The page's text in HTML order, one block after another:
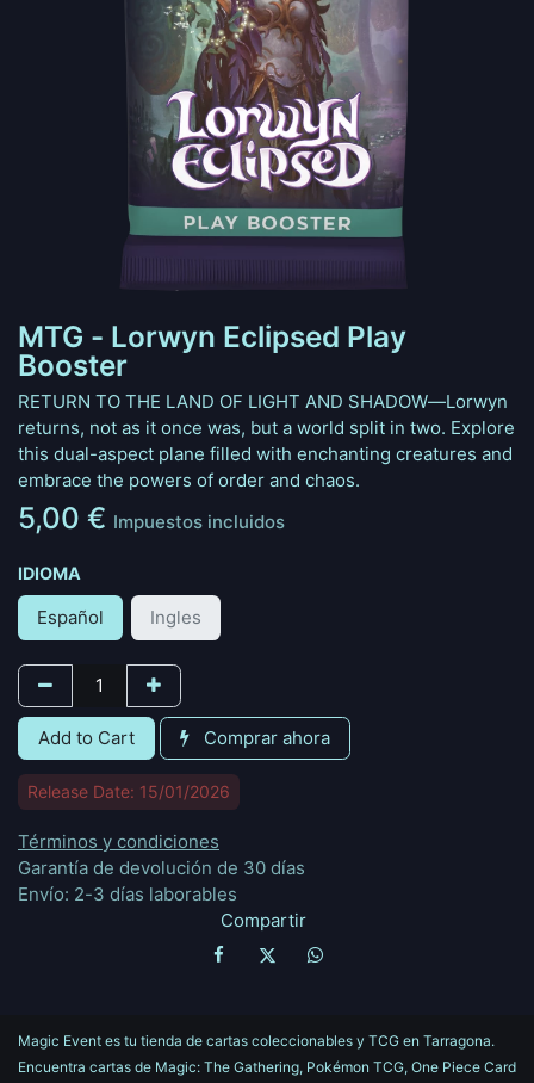
MTG - Lorwyn Eclipsed Play
Booster
RETURN TO THE LAND OF LIGHT AND SHADOW—Lorwyn
returns, not as it once was, but a world split in two. Explore
this dual-aspect plane filled with enchanting creatures and
embrace the powers of order and chaos.
5,00 € Impuestos incluidos
IDIOMA
Español Ingles
Add to Cart Comprar ahora
Release Date: 15/01/2026
Términos y condiciones
Garantía de devolución de 30 días
Envío: 2-3 días laborables
Compartir
Magic Event es tu tienda de cartas coleccionables y TCG en Tarragona.
Encuentra cartas de Magic: The Gathering, Pokémon TCG, One Piece Card